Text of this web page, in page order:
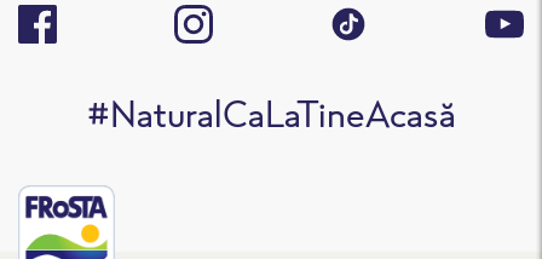
#NaturalCaLaTineAcasă